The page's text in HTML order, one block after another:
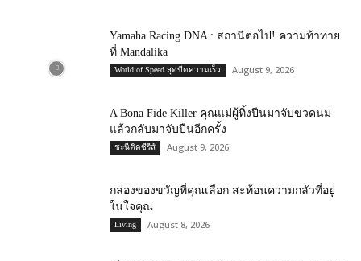
Yamaha Racing DNA : สถานีต่อไป! ความท้าทาย
ที่ Mandalika
World of Speed สุดขีดความเร็ว August 9, 2026
A Bona Fide Killer คุณแม่ผู้ทิ้งปืนมาจับขวดนม
แล้วกลับมาจับปืนอีกครั้ง
ชะนีติดซีรีส์ August 9, 2026
กล่องของขวัญที่คุณเลือก สะท้อนความกลัวที่อยู่
ในใจคุณ
Living August 8, 2026